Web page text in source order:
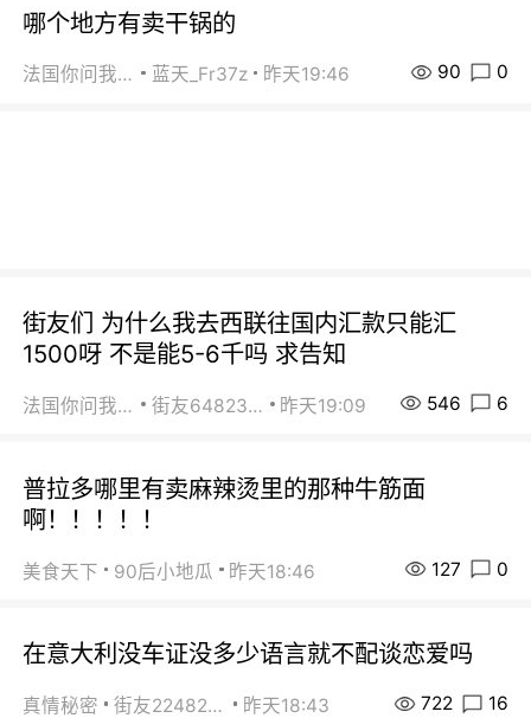
哪个地方有卖干锅的
法国你问我答 蓝天_Fr37z 昨天19:46 90 0
街友们 为什么我去西联往国内汇款只能汇
1500呀 不是能5-6千吗 求告知
法国你问我答 街友64823891 昨天19:09 546 6
普拉多哪里有卖麻辣烫里的那种牛筋面
啊！！！！！
美食天下 90后小地瓜 昨天18:46 127 0
在意大利没车证没多少语言就不配谈恋爱吗
真情秘密 街友22482465 昨天18:43 722 16